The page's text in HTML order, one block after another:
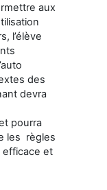
aux
l’élève
des
devra
pourra
les règles
efficace et